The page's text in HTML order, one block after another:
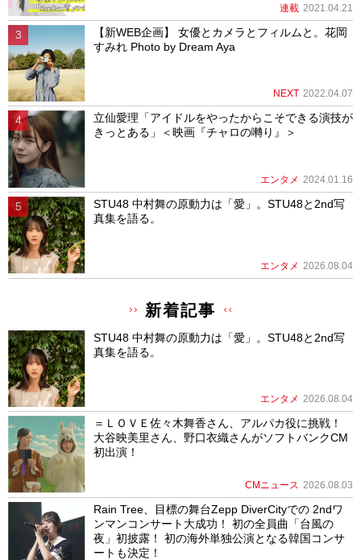
連載 2021.04.21
【新WEB企画】 女優とカメラとフィルムと。花岡
すみれ Photo by Dream Aya
NEXT 2022.04.07
立仙愛理「アイドルをやったからこそできる演技が
きっとある」＜映画『チャロの囀り』＞
エンタメ 2024.01.16
STU48 中村舞の原動力は「愛」。STU48と2nd写
真集を語る。
エンタメ 2026.08.04
新着記事
STU48 中村舞の原動力は「愛」。STU48と2nd写
真集を語る。
エンタメ 2026.08.04
＝ＬＯＶＥ佐々木舞香さん、アルパカ役に挑戦！
大谷映美里さん、野口衣織さんがソフトバンクCM
初出演！
CMニュース 2026.08.03
Rain Tree、目標の舞台Zepp DiverCityでの 2ndワ
ンマンコンサート大成功！ 初の全員曲「台風の
夜」初披露！ 初の海外単独公演となる韓国コンサ
ートも決定！